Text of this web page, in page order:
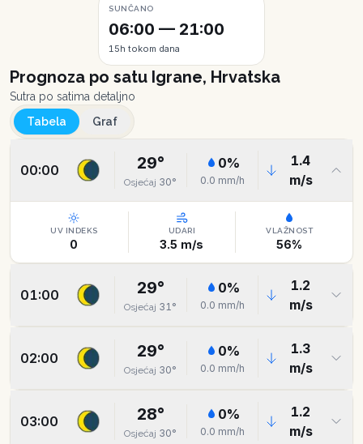
SUNČANO
06:00 — 21:00
15h tokom dana
Prognoza po satu Igrane, Hrvatska
Sutra po satima detaljno
Tabela
Graf
00:00 29°
Osjećaj 30°
0%
0.0 mm/h
1.4
m/s
UV INDEKS
0
UDARI
3.5 m/s
VLAŽNOST
56%
01:00 29°
Osjećaj 31°
0%
0.0 mm/h
1.2
m/s
02:00 29°
Osjećaj 30°
0%
0.0 mm/h
1.3
m/s
03:00 28°
Osjećaj 30°
0%
0.0 mm/h
1.2
m/s